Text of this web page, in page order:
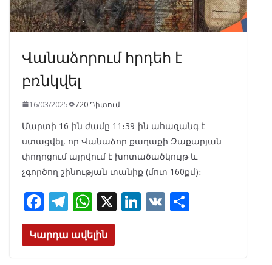
Վանաձորում հրդեհ է
բռնկվել
16/03/2025 720 Դիտում
Մարտի 16-ին ժամը 11։39-ին ահազանգ է
ստացվել, որ Վանաձոր քաղաքի Զաքարյան
փողոցում այրվում է խոտածածկույթ և
չգործող շինության տանիք (մոտ 160քմ)։
F
ac
e
T
el
e
W
h
at
X Li V
Կարդա ավելին